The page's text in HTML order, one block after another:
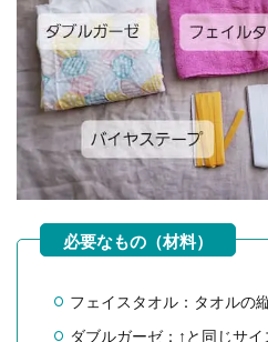
フェイスタオル：タオルの
ダブルガーゼ：↑と同じサイ